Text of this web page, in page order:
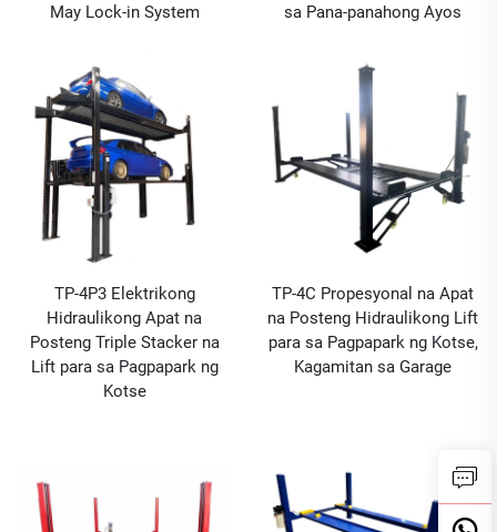
May Lock-in System
sa Pana-panahong Ayos
TP-4P3 Elektrikong
Hidraulikong Apat na
Posteng Triple Stacker na
Lift para sa Pagpapark ng
Kotse
TP-4C Propesyonal na Apat
na Posteng Hidraulikong Lift
para sa Pagpapark ng Kotse,
Kagamitan sa Garage